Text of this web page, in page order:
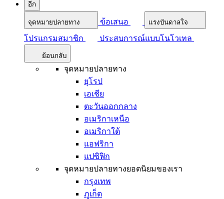
อีก
จุดหมายปลายทาง ข้อเสนอ แรงบันดาลใจ
โปรแกรมสมาชิก ประสบการณ์แบบโนโวเทล
ย้อนกลับ
จุดหมายปลายทาง
ยุโรป
เอเชีย
ตะวันออกกลาง
อเมริกาเหนือ
อเมริกาใต้
แอฟริกา
แปซิฟิก
จุดหมายปลายทางยอดนิยมของเรา
กรุงเทพ
ภูเก็ต